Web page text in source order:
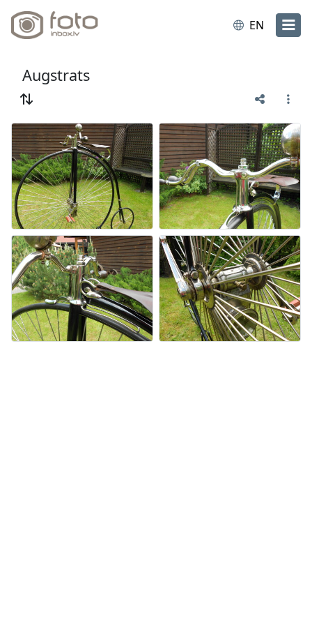
EN
Augstrats